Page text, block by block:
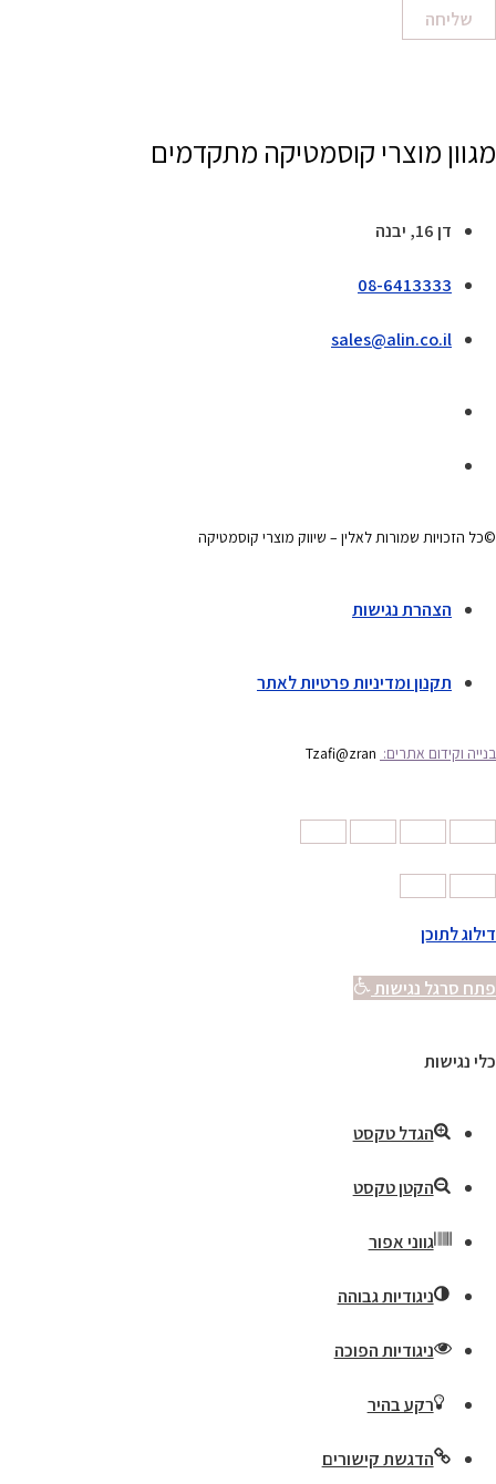
שליחה
מגוון מוצרי קוסמטיקה מתקדמים
דן 16, יבנה
08-6413333
sales@alin.co.il
©כל הזכויות שמורות לאלין – שיווק מוצרי קוסמטיקה
הצהרת נגישות
תקנון ומדיניות פרטיות לאתר
בנייה וקידום אתרים: Tzafi@zran
דילוג לתוכן
פתח סרגל נגישות
כלי נגישות
הגדל טקסט
הקטן טקסט
גווני אפור
ניגודיות גבוהה
ניגודיות הפוכה
רקע בהיר
הדגשת קישורים